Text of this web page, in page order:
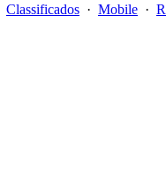
Classificados · Mobile ·